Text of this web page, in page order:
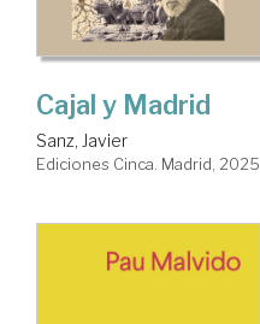
Cajal y Madrid
Sanz, Javier
Ediciones Cinca. Madrid, 2025